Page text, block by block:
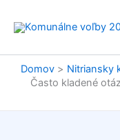
Domov Nitriansky
Často kladené